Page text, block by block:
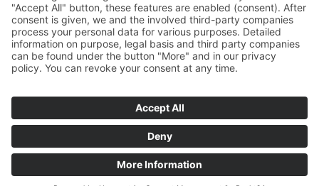
stadur@stadur.com
Opening hours:
Mon - Thu:
7:30 - 16:30
Loading times:
Mon - Thu:
7:30 - 14:45
Fri:
7:30 - 14:00